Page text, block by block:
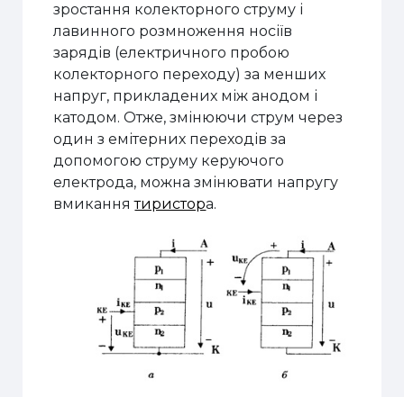
зростання колекторного струму і
лавинного розмноження носіїв
зарядів (електричного пробою
колекторного переходу) за менших
напруг, прикладених між анодом і
катодом. Отже, змінюючи струм через
один з емітерних переходів за
допомогою струму керуючого
електрода, можна змінювати напругу
вмиканнятиристора.